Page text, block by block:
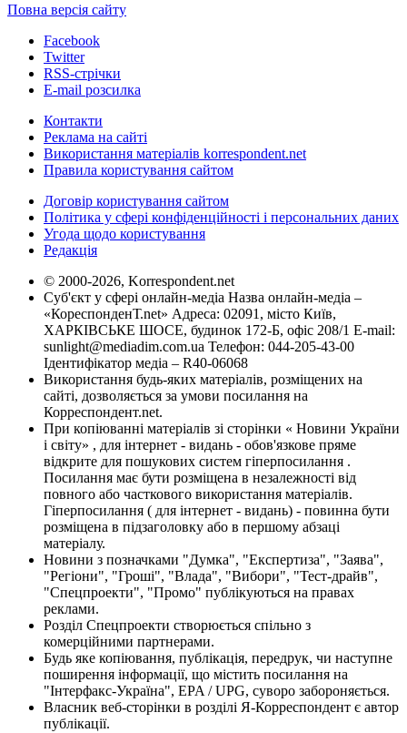
Повна версія сайту
Facebook
Twitter
RSS-стрічки
E-mail розсилка
Контакти
Реклама на сайті
Використання матеріалів korrespondent.net
Правила користування сайтом
Договір користування сайтом
Політика у сфері конфіденційності і персональних даних
Угода щодо користування
Редакція
© 2000-2026, Korrespondent.net
Суб'єкт у сфері онлайн-медіа Назва онлайн-медіа –
«КореспонденТ.net» Адреса: 02091, місто Київ,
ХАРКІВСЬКЕ ШОСЕ, будинок 172-Б, офіс 208/1 E-mail:
sunlight@mediadim.com.ua Телефон: 044-205-43-00
Ідентифікатор медіа – R40-06068
Використання будь-яких матеріалів, розміщених на
сайті, дозволяється за умови посилання на
Корреспондент.net.
При копіюванні матеріалів зі сторінки « Новини України
і світу» , для інтернет - видань - обов'язкове пряме
відкрите для пошукових систем гіперпосилання .
Посилання має бути розміщена в незалежності від
повного або часткового використання матеріалів.
Гіперпосилання ( для інтернет - видань) - повинна бути
розміщена в підзаголовку або в першому абзаці
матеріалу.
Новини з позначками "Думка", "Експертиза", "Заява",
"Регіони", "Гроші", "Влада", "Вибори", "Тест-драйв",
"Спецпроекти", "Промо" публікуються на правах
реклами.
Розділ Спецпроекти створюється спільно з
комерційними партнерами.
Будь яке копіювання, публікація, передрук, чи наступне
поширення інформації, що містить посилання на
"Інтерфакс-Україна", EPA / UPG, суворо забороняється.
Власник веб-сторінки в розділі Я-Корреспондент є автор
публікації.